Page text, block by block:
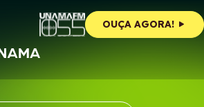
OUÇA AGORA!